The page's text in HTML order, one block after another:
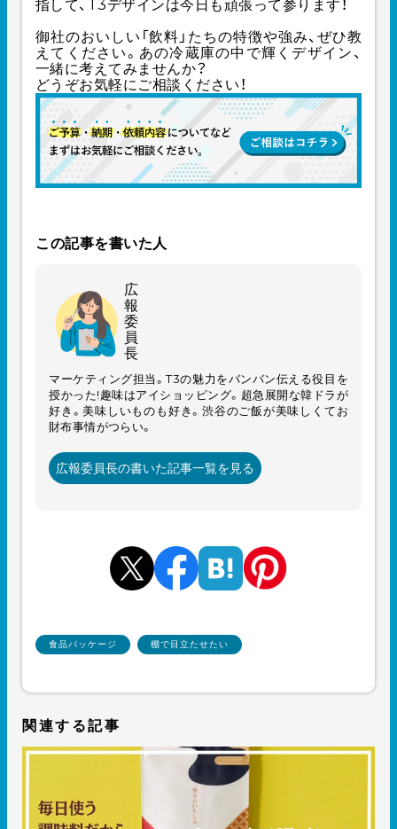
指して、T3デザインは今日も頑張って参ります！
御社のおいしい「飲料」たちの特徴や強み、ぜひ教
えてください。あの冷蔵庫の中で輝くデザイン、
一緒に考えてみませんか？
どうぞお気軽にご相談ください！
この記事を書いた人
広
報
委
員
長
マーケティング担当。T3の魅力をバンバン伝える役目を
授かった!趣味はアイショッピング。超急展開な韓ドラが
好き。美味しいものも好き。渋谷のご飯が美味しくてお
財布事情がつらい。
広報委員長の書いた記事一覧を見る
食品パッケージ 棚で目立たせたい
関連する記事